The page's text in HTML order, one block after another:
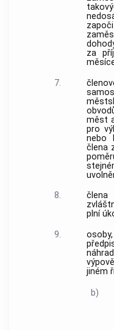
za
7.
měst
pro
nebo
člena
8.
člena
plní
9.
jiném
b)